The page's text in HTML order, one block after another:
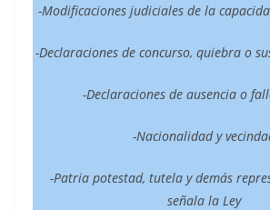
-Modificaciones judiciales de la
-Declaraciones de concurso, quiebra o
-Declaraciones de ausencia o
-Nacionalidad y
-Patria potestad, tutela y demás
señala la Ley